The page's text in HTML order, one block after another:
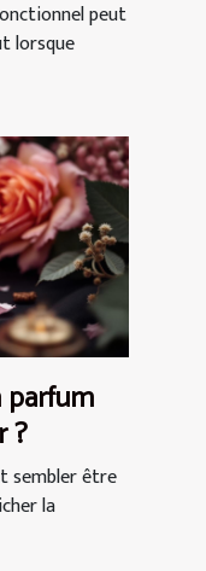
peut
lorsque
?
sembler être
la